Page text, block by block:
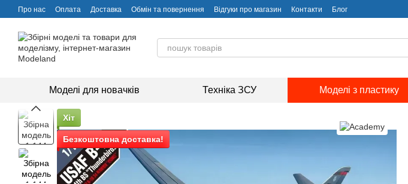
Перейти до основного контенту
Про нас Оплата Доставка Обмін та повернення Відгуки про магазин Контакти Блог
Моделі для новачків Техніка ЗСУ Моделі з пластику
Хіт
Безкоштовна доставка!